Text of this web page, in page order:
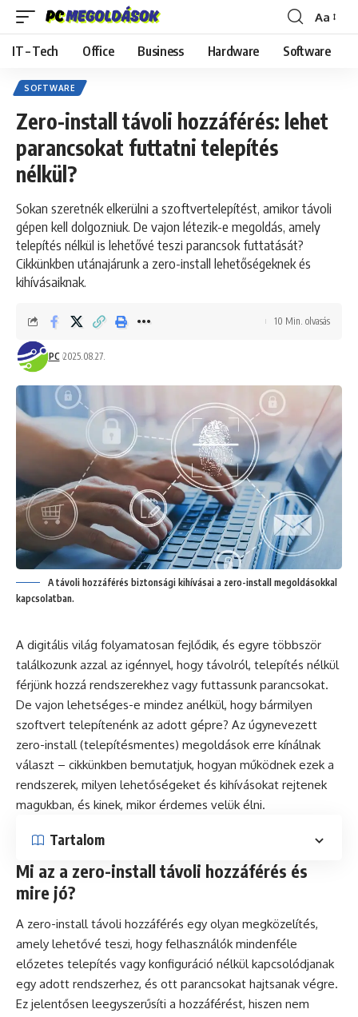
Font
Resizer
Aa
IT – Tech Office Business Hardware Software
SOFTWARE
Zero-install távoli hozzáférés: lehet
parancsokat futtatni telepítés
nélkül?
Sokan szeretnék elkerülni a szoftvertelepítést, amikor távoli
gépen kell dolgozniuk. De vajon létezik-e megoldás, amely
telepítés nélkül is lehetővé teszi parancsok futtatását?
Cikkünkben utánajárunk a zero-install lehetőségeknek és
kihívásaiknak.
PC 2025.08.27.
10 Min. olvasás
A távoli hozzáférés biztonsági kihívásai a zero-install megoldásokkal
kapcsolatban.
A digitális világ folyamatosan fejlődik, és egyre többször
találkozunk azzal az igénnyel, hogy távolról, telepítés nélkül
férjünk hozzá rendszerekhez vagy futtassunk parancsokat.
De vajon lehetséges-e mindez anélkül, hogy bármilyen
szoftvert telepítenénk az adott gépre? Az úgynevezett
zero-install (telepítésmentes) megoldások erre kínálnak
választ – cikkünkben bemutatjuk, hogyan működnek ezek a
rendszerek, milyen lehetőségeket és kihívásokat rejtenek
magukban, és kinek, mikor érdemes velük élni.
Tartalom
Mi az a zero-install távoli hozzáférés és
mire jó?
A zero-install távoli hozzáférés egy olyan megközelítés,
amely lehetővé teszi, hogy felhasználók mindenféle
előzetes telepítés vagy konfiguráció nélkül kapcsolódjanak
egy adott rendszerhez, és ott parancsokat hajtsanak végre.
Ez jelentősen leegyszerűsíti a hozzáférést, hiszen nem